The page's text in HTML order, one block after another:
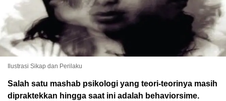
Ilustrasi Sikap dan Perilaku
Salah satu mashab psikologi yang teori-teorinya masih
dipraktekkan hingga saat ini adalah behaviorsime.